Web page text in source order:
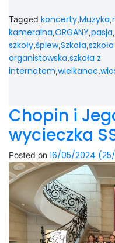
Tagged koncerty,Muzyka,
kameralna,ORGANY,pasja,
szkoły,śpiew,Szkoła,
organistowska,szkoła z
internatem,wielkanoc,
Chopin i
wycieczka
Posted on 16/05/2024